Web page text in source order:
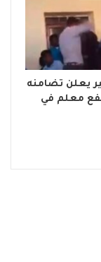
يعلن تضامنه
معلم في